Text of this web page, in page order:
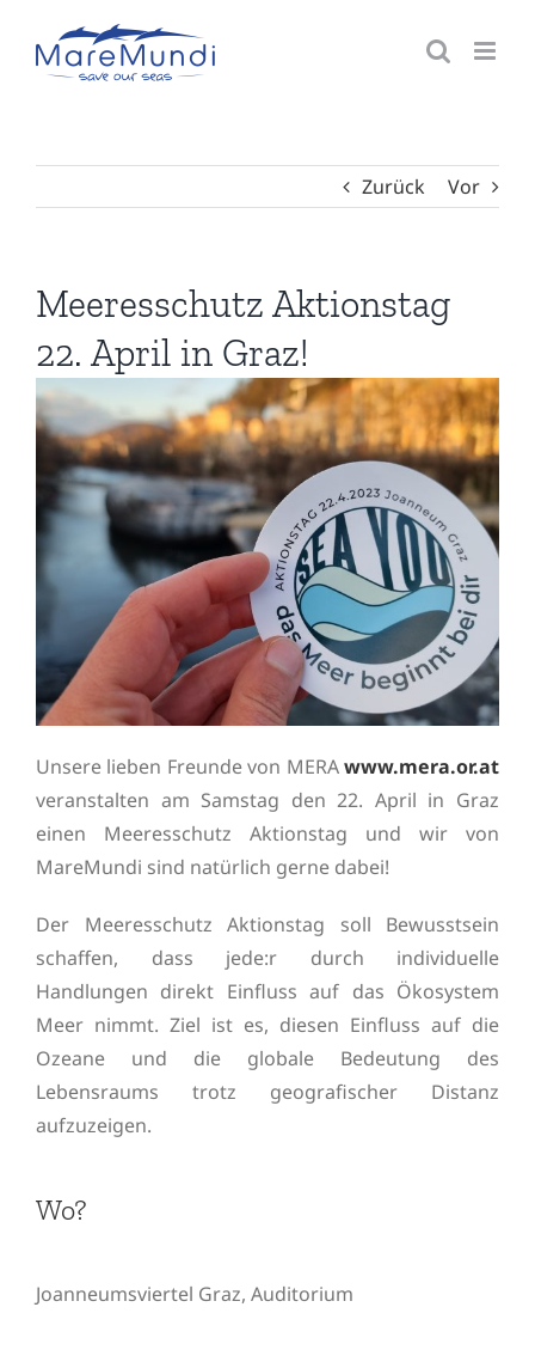
Inhalt
springen
Zurück Vor
Meeresschutz Aktionstag
22. April in Graz!
Unsere lieben Freunde von MERAwww.mera.or.at
veranstalten am Samstag den 22. April in Graz
einen Meeresschutz Aktionstag und wir von
MareMundi sind natürlich gerne dabei!
Der Meeresschutz Aktionstag soll Bewusstsein
schaffen, dass jede:r durch individuelle
Handlungen direkt Einfluss auf das Ökosystem
Meer nimmt. Ziel ist es, diesen Einfluss auf die
Ozeane und die globale Bedeutung des
Lebensraums trotz geografischer Distanz
aufzuzeigen.
Wo?
Joanneumsviertel Graz, Auditorium